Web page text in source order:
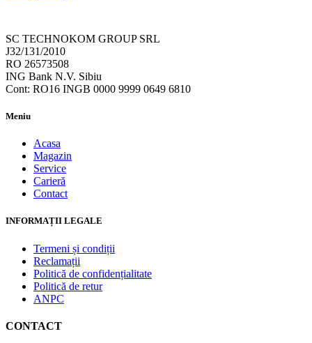
SC TECHNOKOM GROUP SRL
J32/131/2010
RO 26573508
ING Bank N.V. Sibiu
Cont: RO16 INGB 0000 9999 0649 6810
Meniu
Acasa
Magazin
Service
Carieră
Contact
INFORMAȚII LEGALE
Termeni și condiții
Reclamații
Politică de confidențialitate
Politică de retur
ANPC
CONTACT